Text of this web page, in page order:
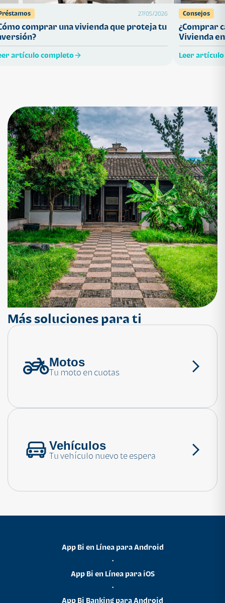
27/05/2026
comprar una vivienda que proteja tu
artículo completo
Consejos
¿Comprar
Vivienda
Leer
¿Necesitas ayuda?
Más soluciones para ti
Motos
Tu moto en cuotas
Vehículos
Tu vehículo nuevo te espera
App Bi en Línea para Android
•
App Bi en Línea para iOS
•
App Bi Banking para Android